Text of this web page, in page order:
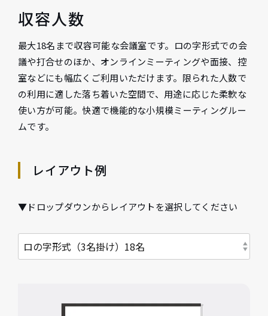
収容人数
最大18名まで収容可能な会議室です。ロの字形式での会
議や打合せのほか、オンラインミーティングや面接、控
室などにも幅広くご利用いただけます。限られた人数で
の利用に適した落ち着いた空間で、用途に応じた柔軟な
使い方が可能。快適で機能的な小規模ミーティングルー
ムです。
レイアウト例
▼ドロップダウンからレイアウトを選択してください